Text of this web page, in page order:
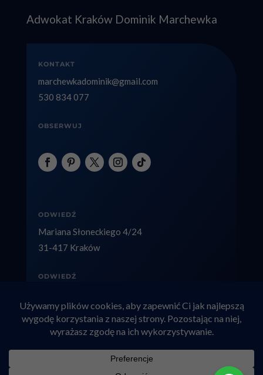
Adwokat Kraków Dominik Marchewka
KONTAKT
marchewkadominik@gmail.com
530 834 077
OBSERWUJ
ODWIEDŹ
Mariana Słoneckiego 4/24
31-417 Kraków
ODWIEDŹ
40-236 Katowice